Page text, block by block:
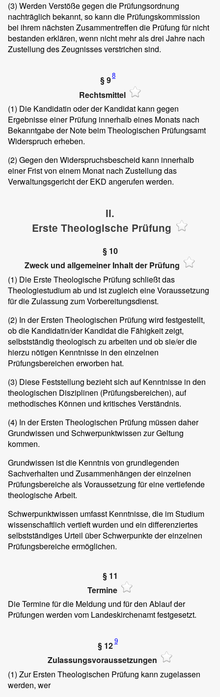
(3) Werden Verstöße gegen die Prüfungsordnung
nachträglich bekannt, so kann die Prüfungskommission
bei ihrem nächsten Zusammentreffen die Prüfung für nicht
bestanden erklären, wenn nicht mehr als drei Jahre nach
Zustellung des Zeugnisses verstrichen sind.
§ 98
Rechtsmittel
(1) Die Kandidatin oder der Kandidat kann gegen
Ergebnisse einer Prüfung innerhalb eines Monats nach
Bekanntgabe der Note beim Theologischen Prüfungsamt
Widerspruch erheben.
(2) Gegen den Widerspruchsbescheid kann innerhalb
einer Frist von einem Monat nach Zustellung das
Verwaltungsgericht der EKD angerufen werden.
II.
Erste Theologische Prüfung
§ 10
Zweck und allgemeiner Inhalt der Prüfung
(1) Die Erste Theologische Prüfung schließt das
Theologiestudium ab und ist zugleich eine Voraussetzung
für die Zulassung zum Vorbereitungsdienst.
(2) In der Ersten Theologischen Prüfung wird festgestellt,
ob die Kandidatin/der Kandidat die Fähigkeit zeigt,
selbstständig theologisch zu arbeiten und ob sie/er die
hierzu nötigen Kenntnisse in den einzelnen
Prüfungsbereichen erworben hat.
(3) Diese Feststellung bezieht sich auf Kenntnisse in den
theologischen Disziplinen (Prüfungsbereichen), auf
methodisches Können und kritisches Verständnis.
(4) In der Ersten Theologischen Prüfung müssen daher
Grundwissen und Schwerpunktwissen zur Geltung
kommen.
Grundwissen ist die Kenntnis von grundlegenden
Sachverhalten und Zusammenhängen der einzelnen
Prüfungsbereiche als Voraussetzung für eine vertiefende
theologische Arbeit.
Schwerpunktwissen umfasst Kenntnisse, die im Studium
wissenschaftlich vertieft wurden und ein differenziertes
selbstständiges Urteil über Schwerpunkte der einzelnen
Prüfungsbereiche ermöglichen.
§ 11
Termine
Die Termine für die Meldung und für den Ablauf der
Prüfungen werden vom Landeskirchenamt festgesetzt.
§ 129
Zulassungsvoraussetzungen
(1) Zur Ersten Theologischen Prüfung kann zugelassen
werden, wer